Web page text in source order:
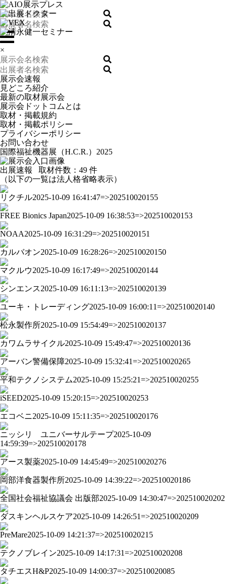
×
展示会速報
見どころ紹介
最新の取材展示会
展示会ドットコムとは
取材・掲載規約
取材・掲載ポリシー
プライバシーポリシー
お問い合わせ
国際福祉機器展（H.C.R.）2025
出展速報 取材件数： 49 件
（以下の一覧は法人格省略表示）
リクチル2025-10-09 16:41:47=>202510020155
FREE Bionics Japan2025-10-09 16:38:53=>202510020153
NOAA2025-10-09 16:31:29=>202510020151
カルバオン2025-10-09 16:28:26=>202510020150
マクルウ2025-10-09 16:17:49=>202510020144
シンエンス2025-10-09 16:11:13=>202510020139
ユーキ・トレーディング2025-10-09 16:00:11=>202510020140
松永製作所2025-10-09 15:54:49=>202510020137
カワムラサイクル2025-10-09 15:49:47=>202510020136
アーバン警備保障2025-10-09 15:32:41=>202510020265
平和テクノシステム2025-10-09 15:25:21=>202510020255
iSEED2025-10-09 15:20:15=>202510020253
エコベニ2025-10-09 15:11:35=>202510020176
ニッシリ ユニバーサルテープ2025-10-09
14:59:39=>202510020178
アース製薬2025-10-09 14:45:49=>202510020276
岡部洋食器製作所2025-10-09 14:39:22=>202510020186
全国社会福祉協議会 出版部2025-10-09 14:30:47=>202510020202
ダスキンヘルスケア2025-10-09 14:26:51=>202510020209
PreMare2025-10-09 14:21:37=>202510020215
テクノブレイン2025-10-09 14:17:31=>202510020208
タチエスH&P2025-10-09 14:00:37=>202510020085